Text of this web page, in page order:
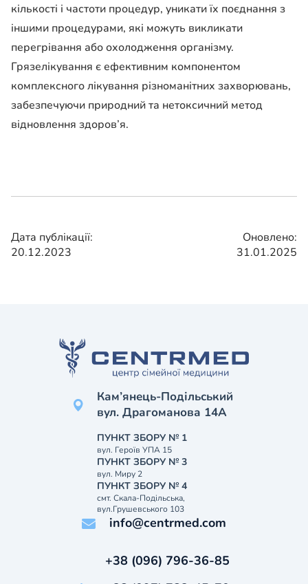
кількості і частоти процедур, уникати їх поєднання з
іншими процедурами, які можуть викликати
перегрівання або охолодження організму.
Грязелікування є ефективним компонентом
комплексного лікування різноманітних захворювань,
забезпечуючи природний та нетоксичний метод
відновлення здоров’я.
Дата публікації:
20.12.2023
Оновлено:
31.01.2025
Кам’янець-Подільський
вул. Драгоманова 14А
ПУНКТ ЗБОРУ № 1
вул. Героїв УПА 15
ПУНКТ ЗБОРУ № 3
вул. Миру 2
ПУНКТ ЗБОРУ № 4
смт. Скала-Подільська,
вул.Грушевського 103
info@centrmed.com
+38 (096) 796-36-85